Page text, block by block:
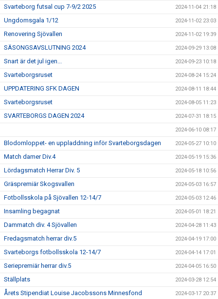
Svarteborg futsal cup 7-9/2 2025 2024-11-04 21:18
Ungdomsgala 1/12 2024-11-02 23:03
Renovering Sjövallen 2024-11-02 19:39
SÄSONGSAVSLUTNING 2024 2024-09-29 13:08
Snart är det jul igen... 2024-09-23 10:18
Svarteborgsruset 2024-08-24 15:24
UPPDATERING SFK DAGEN 2024-08-11 18:44
Svarteborgsruset 2024-08-05 11:23
SVARTEBORGS DAGEN 2024 2024-07-31 18:15
2024-06-10 08:17
Blodomloppet- en uppladdning inför Svarteborgsdagen 2024-05-27 10:10
Match damer Div.4 2024-05-19 15:36
Lördagsmatch Herrar Div. 5 2024-05-18 10:56
Gräspremiär Skogsvallen 2024-05-03 16:57
Fotbollsskola på Sjövallen 12-14/7 2024-05-03 12:46
Insamling begagnat 2024-05-01 18:21
Dammatch div. 4 Sjövallen 2024-04-28 11:43
Fredagsmatch herrar div.5 2024-04-19 17:00
Svarteborgs fotbollsskola 12-14/7 2024-04-14 17:01
Seriepremiär herrar div.5 2024-04-05 16:50
Ställplats 2024-03-28 12:54
Årets Stipendiat Louise Jacobssons Minnesfond 2024-03-17 20:37